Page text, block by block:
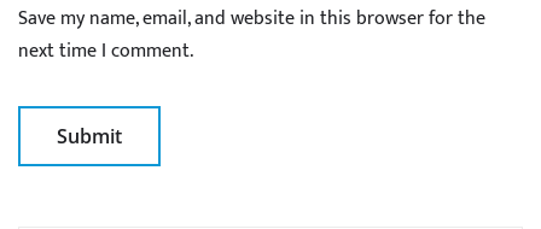
Save my name, email, and website in this browser for the
next time I comment.